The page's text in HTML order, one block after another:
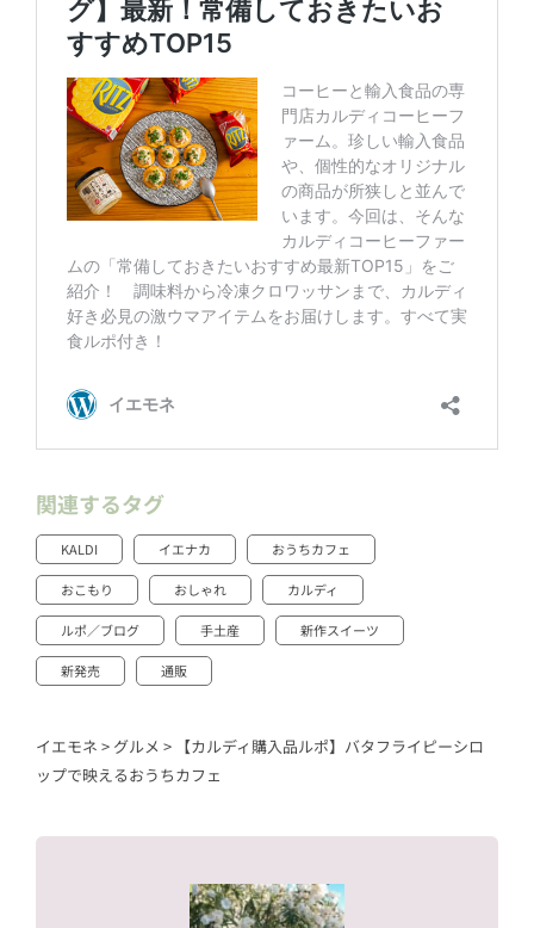
関連するタグ
KALDI イエナカ おうちカフェ
おこもり おしゃれ カルディ
ルポ／ブログ 手土産 新作スイーツ
新発売 通販
イエモネ > グルメ > 【カルディ購入品ルポ】バタフライピーシロ
ップで映えるおうちカフェ